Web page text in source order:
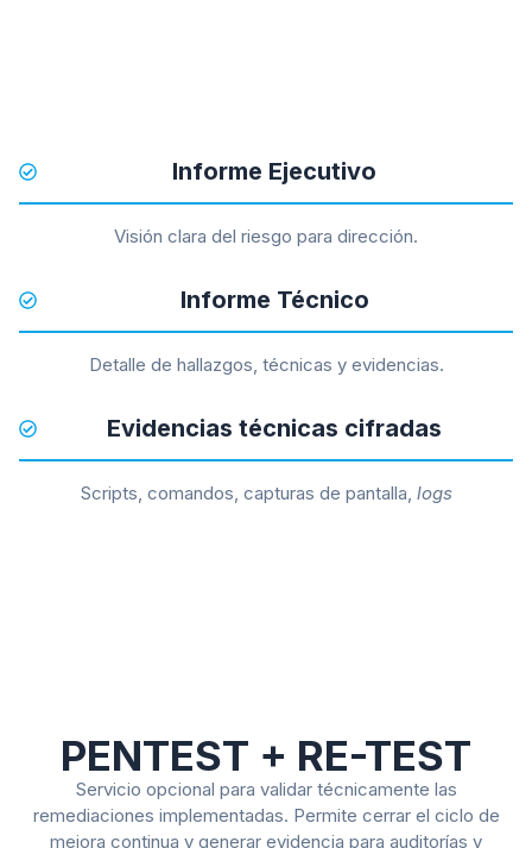
Informe Ejecutivo
Visión clara del riesgo para dirección.
Informe Técnico
Detalle de hallazgos, técnicas y evidencias.
Evidencias técnicas cifradas
Scripts, comandos, capturas de pantalla, logs
PENTEST + RE-TEST
Servicio opcional para validar técnicamente las
remediaciones implementadas. Permite cerrar el ciclo de
mejora continua y generar evidencia para auditorías y